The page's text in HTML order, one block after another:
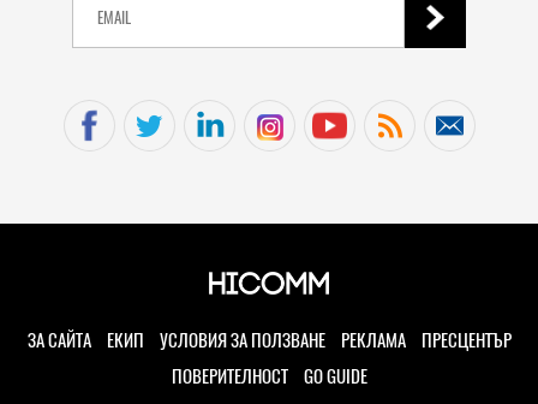
ЗА САЙТА ЕКИП УСЛОВИЯ ЗА ПОЛЗВАНЕ РЕКЛАМА
ПРЕСЦЕНТЪР
ПОВЕРИТЕЛНОСТ
GO GUIDE